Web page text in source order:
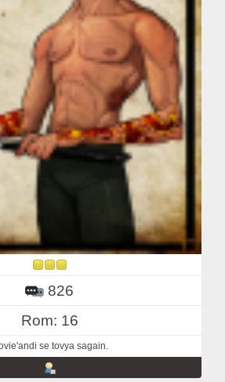
826
Rom: 16
se tovya sagain.